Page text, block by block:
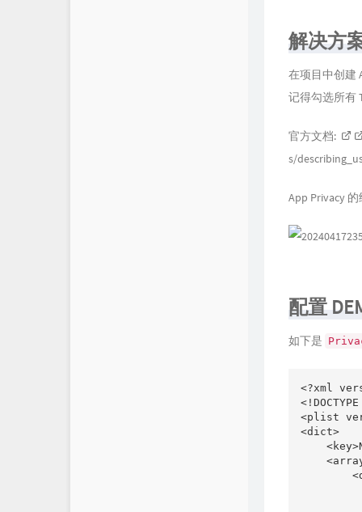
解决方
在项目中创建
记得勾选所有
官方文档:
s/
App Privacy
配置
如下是
<?xml
<plist
<dict>